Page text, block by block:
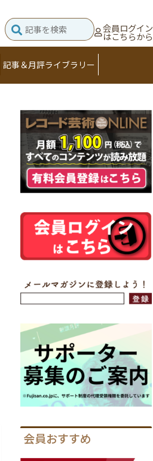
会員ログイン
はこちらから
記事＆月評ライブラリー
会員おすすめ